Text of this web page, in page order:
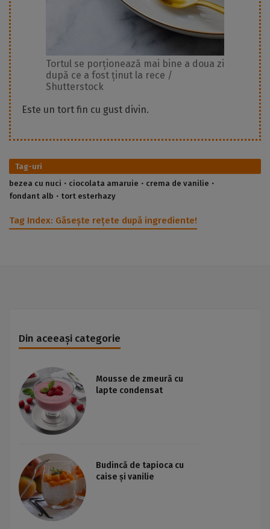
Tortul se porționează mai bine a doua zi
după ce a fost ținut la rece /
Shutterstock
Este un tort fin cu gust divin.
Tag-uri
bezea cu nuci
ciocolata amaruie
crema de vanilie
fondant alb
tort esterhazy
Tag Index: Găsește rețete după ingrediente!
Din aceeași categorie
Mousse de zmeură cu
lapte condensat
Budincă de tapioca cu
caise și vanilie